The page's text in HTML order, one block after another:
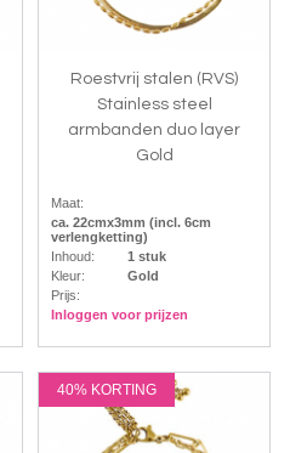
Roestvrij stalen (RVS)
Stainless steel
armbanden duo layer
Gold
Maat:
ca. 22cmx3mm (incl. 6cm
verlengketting)
Inhoud:
1 stuk
Kleur:
Gold
Prijs:
Inloggen voor prijzen
40% KORTING